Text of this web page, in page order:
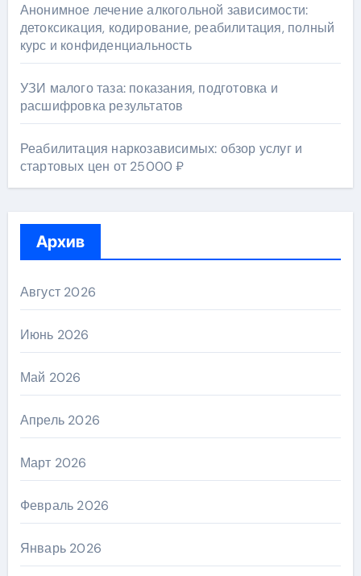
Анонимное лечение алкогольной зависимости:
детоксикация, кодирование, реабилитация, полный
курс и конфиденциальность
УЗИ малого таза: показания, подготовка и
расшифровка результатов
Реабилитация наркозависимых: обзор услуг и
стартовых цен от 25000 ₽
Архив
Август 2026
Июнь 2026
Май 2026
Апрель 2026
Март 2026
Февраль 2026
Январь 2026